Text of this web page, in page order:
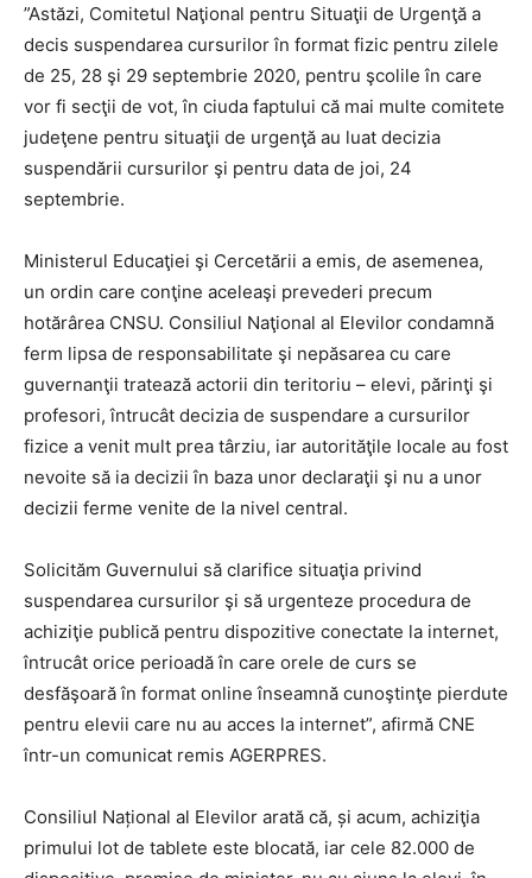
”Astăzi, Comitetul Naţional pentru Situaţii de Urgenţă a
decis suspendarea cursurilor în format fizic pentru zilele
de 25, 28 şi 29 septembrie 2020, pentru şcolile în care
vor fi secţii de vot, în ciuda faptului că mai multe comitete
judeţene pentru situaţii de urgenţă au luat decizia
suspendării cursurilor şi pentru data de joi, 24
septembrie.
Ministerul Educaţiei şi Cercetării a emis, de asemenea,
un ordin care conţine aceleaşi prevederi precum
hotărârea CNSU. Consiliul Naţional al Elevilor condamnă
ferm lipsa de responsabilitate şi nepăsarea cu care
guvernanţii tratează actorii din teritoriu – elevi, părinţi şi
profesori, întrucât decizia de suspendare a cursurilor
fizice a venit mult prea târziu, iar autorităţile locale au fost
nevoite să ia decizii în baza unor declaraţii şi nu a unor
decizii ferme venite de la nivel central.
Solicităm Guvernului să clarifice situaţia privind
suspendarea cursurilor şi să urgenteze procedura de
achiziţie publică pentru dispozitive conectate la internet,
întrucât orice perioadă în care orele de curs se
desfăşoară în format online înseamnă cunoştinţe pierdute
pentru elevii care nu au acces la internet”, afirmă CNE
într-un comunicat remis AGERPRES.
Consiliul Național al Elevilor arată că, și acum, achiziţia
primului lot de tablete este blocată, iar cele 82.000 de